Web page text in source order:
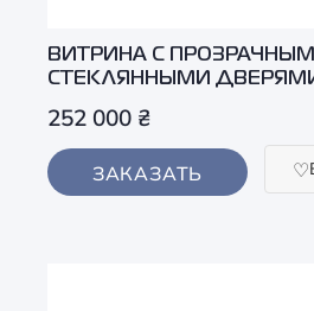
ВИТРИНА С
СТЕКЛЯННЫМИ
252 000 ₴
ЗАКАЗАТЬ